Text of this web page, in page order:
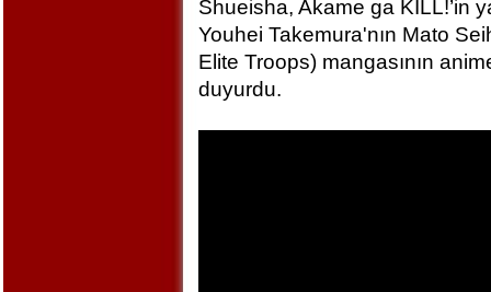
Shueisha, Akame ga KILL!’in
Youhei Takemura'nın Mato
Elite Troops) mangasının
duyurdu.